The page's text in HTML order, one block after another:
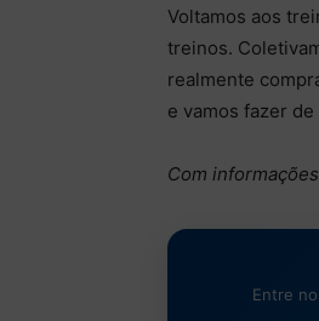
Voltamos aos
treinos.
realmente
e vamos fazer
Com
Entre